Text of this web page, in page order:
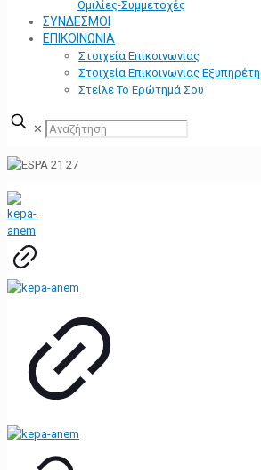
Ομιλίες-Συμμετοχές
ΣΥΝΔΕΣΜΟΙ
ΕΠΙΚΟΙΝΩΝΙΑ
Στοιχεία Επικοινωνίας
Στοιχεία Επικοινωνίας
Στείλε Το Ερώτημά Σου
✕